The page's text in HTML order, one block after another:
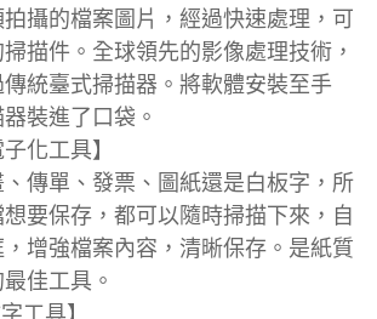
攝的檔案圖片，經過快速處理，可
描件。全球領先的影像處理技術，
統臺式掃描器。將軟體安裝至手
裝進了口袋。
化工具】
傳單、發票、圖紙還是白板字，所
要保存，都可以隨時掃描下來，自
增強檔案內容，清晰保存。是紙質
佳工具。
工具】